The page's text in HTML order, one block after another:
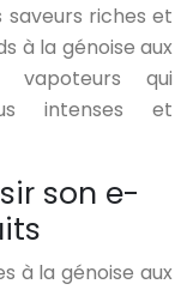
saveurs riches et
à la génoise aux
qui
intenses et
son e-
à la génoise aux